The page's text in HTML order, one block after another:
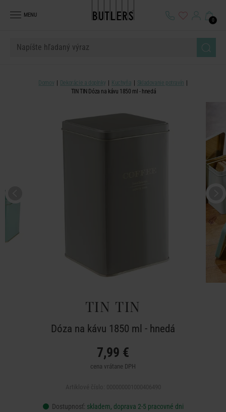
MENU
0
Domov Dekorácie a doplnky Kuchyňa
Skladovanie potravín
TIN TIN Dóza na kávu 1850 ml - hnedá
TIN TIN
Dóza na kávu 1850 ml - hnedá
7,99 €
cena vrátane DPH
Dostupnosť: skladem, doprava 2-5 pracovné dni